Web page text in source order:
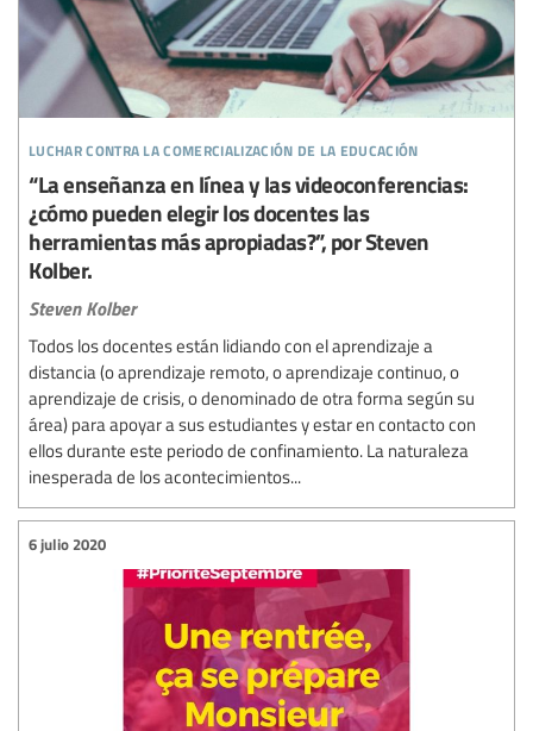
luchar contra la comercialización de la educación
“La enseñanza en línea y las videoconferencias:
¿cómo pueden elegir los docentes las
herramientas más apropiadas?”, por Steven
Kolber.
Steven Kolber
Todos los docentes están lidiando con el aprendizaje a
distancia (o aprendizaje remoto, o aprendizaje continuo, o
aprendizaje de crisis, o denominado de otra forma según su
área) para apoyar a sus estudiantes y estar en contacto con
ellos durante este periodo de confinamiento. La naturaleza
inesperada de los acontecimientos...
6 julio 2020